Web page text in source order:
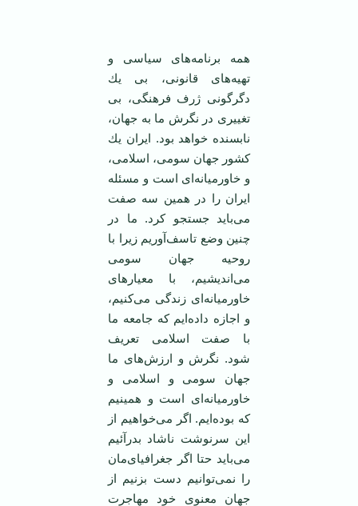
‏همه برنامه‌های سياسی و
تهيه‌های قانونی، بی يك
دگرگونی ژرف فرهنگی، بی
تغييری در نگرش ما ‏به جهان،
نابسنده خواهد بود. ايران يك
كشور جهان سومی، اسلامی،
و خاورميانه‌ای است و مسئله
ايران ‏را در همين سه صفت
می‌بايد جستجو كرد. ما در
چنين وضع تاسف‌آوريم زيرا با
روحيه جهان سومی
‏می‌انديشيم، با معيارهای
خاورميانه‌ای زندگی می‌كنيم،
و اجازه داده‌ايم كه جامعه ما
با صفت اسلامی ‏تعريف
شود. نگرش و ارزش‌های ما
جهان سومی و اسلامی و
خاورميانه‌ای است و همينيم
كه بوده‌ايم. اگر ‏می‌خواهيم از
اين سرنوشت ناشاد بدر‌آئيم
می‌بايد حتا اگر جغرافيای‌مان
را نمی‌توانيم دست بزنيم از
‏جهان معنوی خود مهاجرت